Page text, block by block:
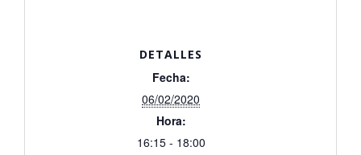
DETALLES
Fecha:
06/02/2020
Hora:
16:15 - 18:00